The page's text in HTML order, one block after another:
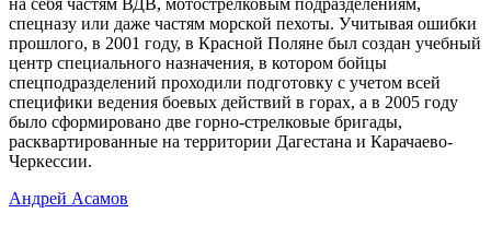
на себя частям ВДВ, мотострелковым подразделениям,
спецназу или даже частям морской пехоты. Учитывая ошибки
прошлого, в 2001 году, в Красной Поляне был создан учебный
центр специального назначения, в котором бойцы
спецподразделений проходили подготовку с учетом всей
специфики ведения боевых действий в горах, а в 2005 году
было сформировано две горно-стрелковые бригады,
расквартированные на территории Дагестана и Карачаево-
Черкессии.
Андрей Асамов